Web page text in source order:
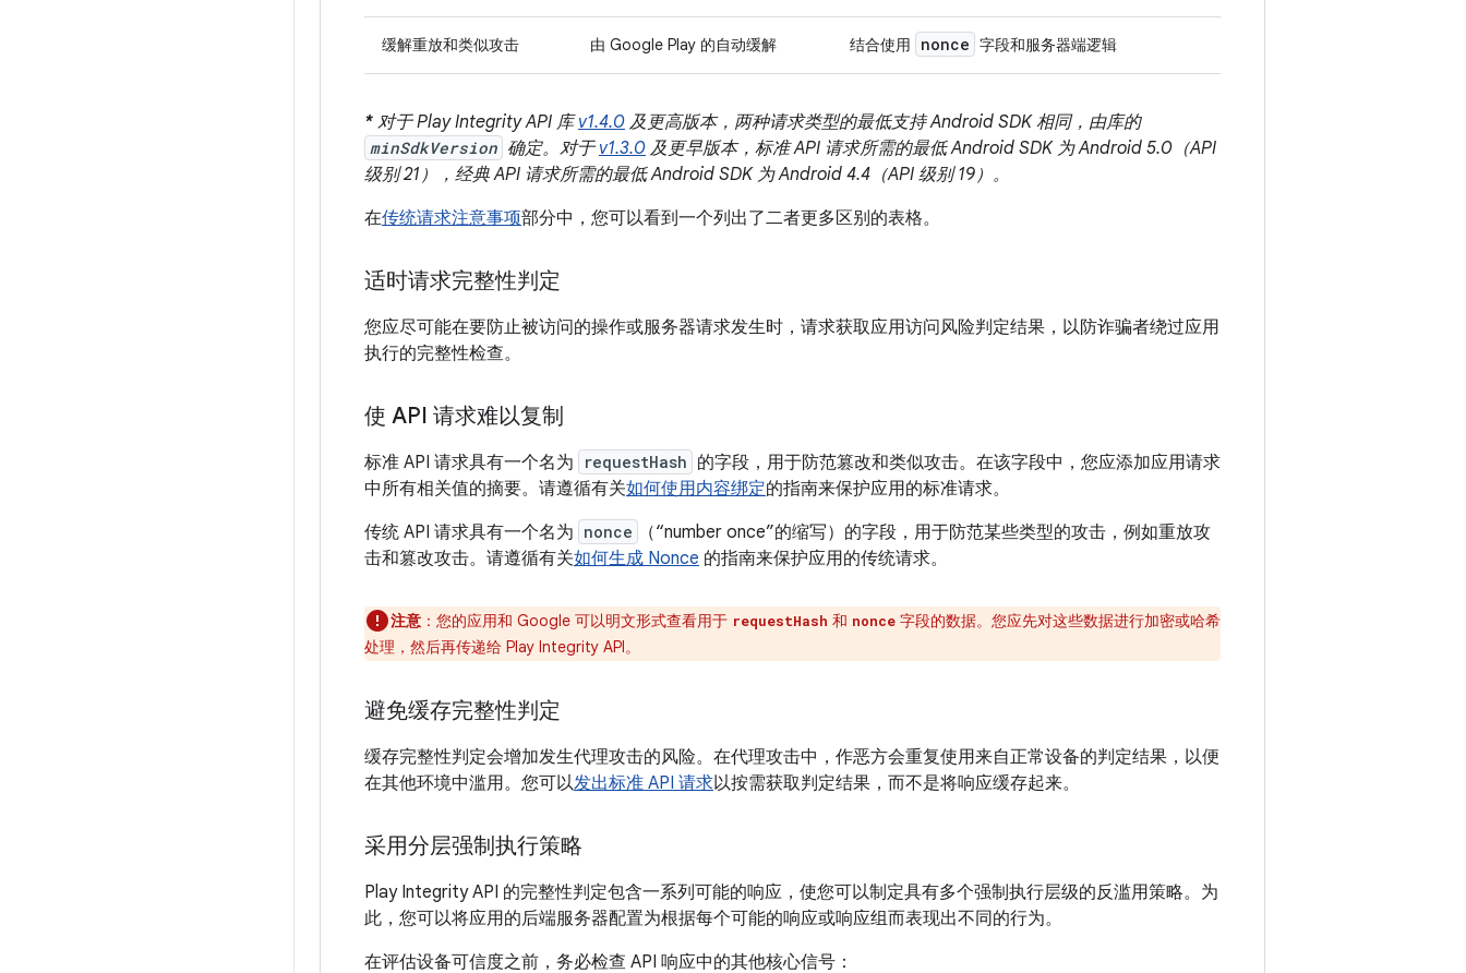
缓解重放和类似攻击 由 Google Play 的自动缓解 结合使用 nonce 字段和服务器端逻辑
* 对于 Play Integrity API 库v1.4.0 及更高版本，两种请求类型的最低支持 Android SDK 相同，由库的
minSdkVersion 确定。对于 v1.3.0 及更早版本，标准 API 请求所需的最低 Android SDK 为 Android 5.0（API
级别 21），经典 API 请求所需的最低 Android SDK 为 Android 4.4（API 级别 19）。
在传统请求注意事项部分中，您可以看到一个列出了二者更多区别的表格。
适时请求完整性判定
您应尽可能在要防止被访问的操作或服务器请求发生时，请求获取应用访问风险判定结果，以防诈骗者绕过应用
执行的完整性检查。
使 API 请求难以复制
标准 API 请求具有一个名为 requestHash 的字段，用于防范篡改和类似攻击。在该字段中，您应添加应用请求
中所有相关值的摘要。请遵循有关如何使用内容绑定的指南来保护应用的标准请求。
传统 API 请求具有一个名为 nonce
（“number once”的缩写）的字段，用于防范某些类型的攻击，例如重放攻
击和篡改攻击。请遵循有关如何生成 Nonce 的指南来保护应用的传统请求。
注意 ：您的应用和 Google 可以明文形式查看用于 requestHash 和 nonce 字段的数据。您应先对这些数据进行加密或哈希
处理，然后再传递给 Play Integrity API。
避免缓存完整性判定
缓存完整性判定会增加发生代理攻击的风险。在代理攻击中，作恶方会重复使用来自正常设备的判定结果，以便
在其他环境中滥用。您可以发出标准 API 请求以按需获取判定结果，而不是将响应缓存起来。
采用分层强制执行策略
Play Integrity API 的完整性判定包含一系列可能的响应，使您可以制定具有多个强制执行层级的反滥用策略。为
此，您可以将应用的后端服务器配置为根据每个可能的响应或响应组而表现出不同的行为。
在评估设备可信度之前，务必检查 API 响应中的其他核心信号：